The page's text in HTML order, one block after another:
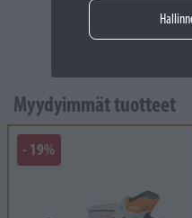
Myydyimmät tuotteet
- 19%